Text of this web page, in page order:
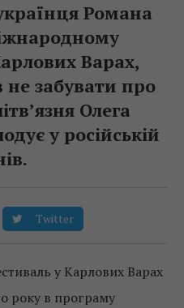
Романа
Варах,
забувати про
Олега
у російській
Twitter
у Карлових Варах
року в програму